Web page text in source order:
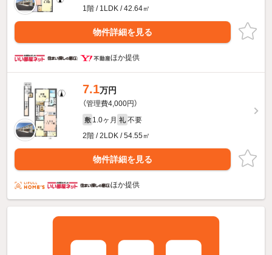
1階 / 1LDK / 42.64㎡
物件詳細を見る
ほか提供
7.1万円
（管理費4,000円）
敷 1.0ヶ月 礼 不要
2階 / 2LDK / 54.55㎡
物件詳細を見る
ほか提供